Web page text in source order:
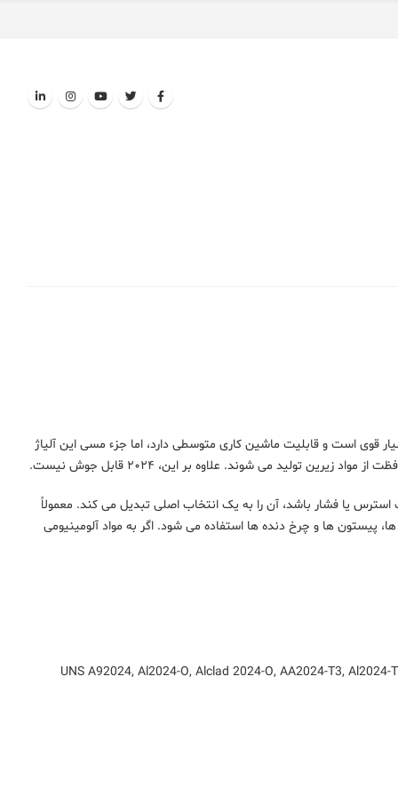
آلومینیوم بسیار قوی است و قابلیت ماشین کاری متوسطی دارد، اما جزء مسی این آلیاژ
تولید می شوند. علاوه بر این، ۲۰۲۴ قابل جوش نیست.
برای دوره های طولانی تحت استرس یا فشار باشد، آن را به یک انتخاب اصلی تبدیل می کند. معمولاً
پیستون ها و چرخ دنده ها استفاده می شود. اگر به مواد آلومینیومی
UNS A92024, Al2024-O, Alclad 2024-O, AA2024-T3,